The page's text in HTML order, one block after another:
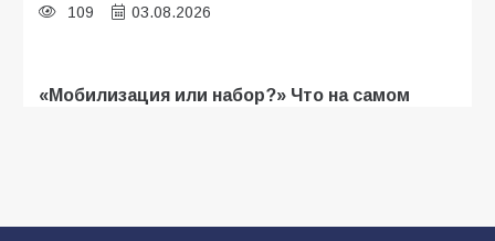
109 03.08.2026
«Мобилизация или набор?» Что на самом